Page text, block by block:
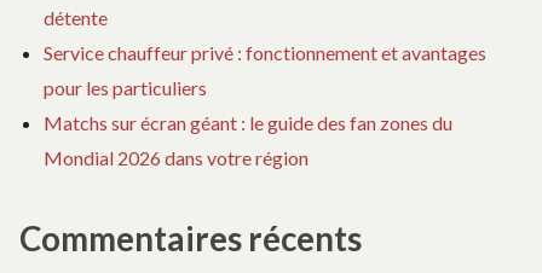
détente
Service chauffeur privé : fonctionnement et avantages
pour les particuliers
Matchs sur écran géant : le guide des fan zones du
Mondial 2026 dans votre région
Commentaires récents